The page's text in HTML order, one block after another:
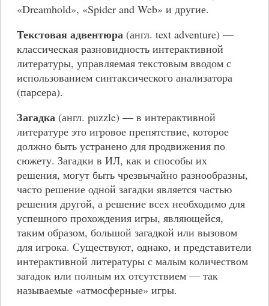
«Dreamhold», «Spider and Web» и другие.
Текстовая адвентюра (англ. text adventure) —
классическая разновидность интерактивной
литературы, управляемая текстовым вводом с
использованием синтаксического анализатора
(парсера).
Загадка (англ. puzzle) — в интерактивной
литературе это игровое препятствие, которое
должно быть устранено для продвижения по
сюжету. Загадки в ИЛ, как и способы их
решения, могут быть чрезвычайно разнообразны,
часто решение одной загадки является частью
решения другой, а решение всех необходимо для
успешного прохождения игры, являющейся,
таким образом, большой загадкой или вызовом
для игрока. Существуют, однако, и представители
интерактивной литературы с малым количеством
загадок или полным их отсутствием — так
называемые «атмосферные» игры.